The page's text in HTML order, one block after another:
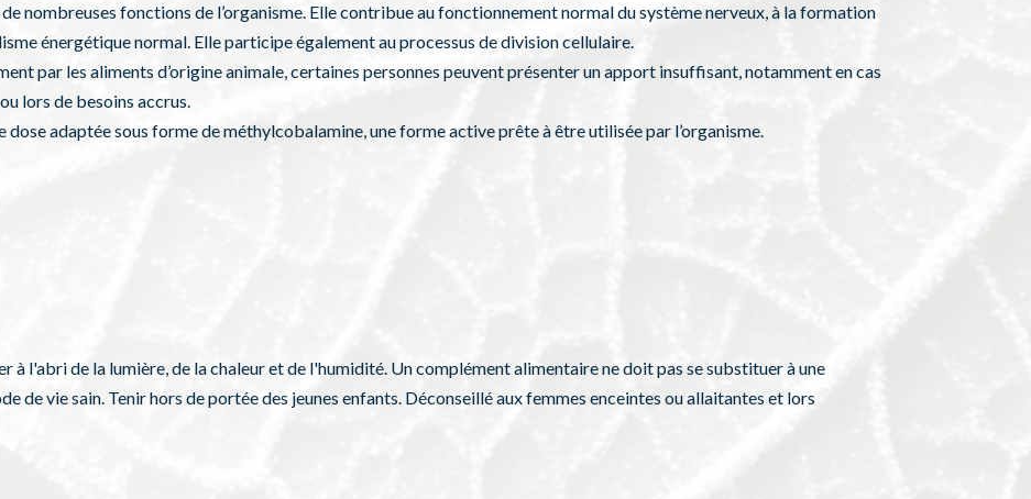
nombreuses fonctions de l’organisme. Elle contribue au fonctionnement normal du système nerveux, à la formation
énergétique normal. Elle participe également au processus de division cellulaire.
par les aliments d’origine animale, certaines personnes peuvent présenter un apport insuffisant, notamment en cas
lors de besoins accrus.
adaptée sous forme de méthylcobalamine, une forme active prête à être utilisée par l’organisme.
à l'abri de la lumière, de la chaleur et de l'humidité. Un complément alimentaire ne doit pas se substituer à une
de vie sain. Tenir hors de portée des jeunes enfants. Déconseillé aux femmes enceintes ou allaitantes et lors